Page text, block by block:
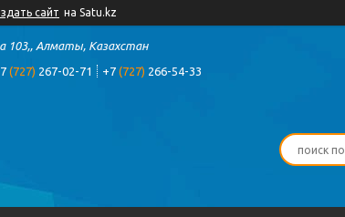
сайт на Satu.kz
103,, Алматы, Казахстан
(727) 267-02-71 +7 (727) 266-54-33